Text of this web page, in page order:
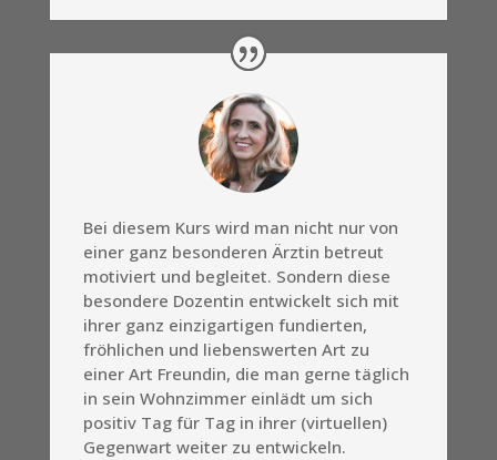
Bei diesem Kurs wird man nicht nur von
einer ganz besonderen Ärztin betreut
motiviert und begleitet. Sondern diese
besondere Dozentin entwickelt sich mit
ihrer ganz einzigartigen fundierten,
fröhlichen und liebenswerten Art zu
einer Art Freundin, die man gerne täglich
in sein Wohnzimmer einlädt um sich
positiv Tag für Tag in ihrer (virtuellen)
Gegenwart weiter zu entwickeln.